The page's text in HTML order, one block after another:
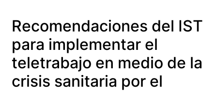
Recomendaciones del IST
para implementar el
teletrabajo en medio de la
crisis sanitaria por el